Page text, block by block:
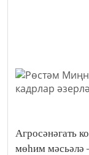
Агросәнәгать
мөһим мәсьәлә